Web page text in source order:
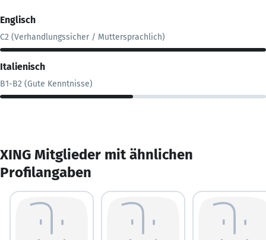
Englisch
C2 (Verhandlungssicher / Muttersprachlich)
Italienisch
B1-B2 (Gute Kenntnisse)
XING Mitglieder mit ähnlichen
Profilangaben